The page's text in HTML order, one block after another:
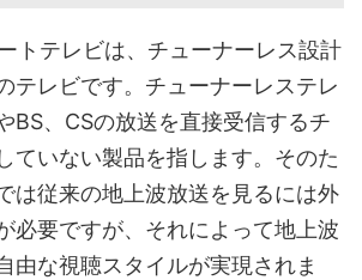
トテレビは、チューナーレス設計
テレビです。チューナーレステレ
BS、CSの放送を直接受信するチ
ていない製品を指します。そのた
は従来の地上波放送を見るには外
必要ですが、それによって地上波
由な視聴スタイルが実現されま